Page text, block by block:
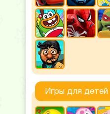
Игры для детей